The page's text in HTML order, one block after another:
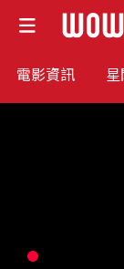
電影資訊